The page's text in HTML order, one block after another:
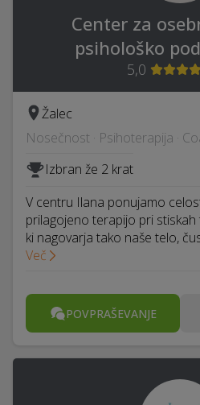
Center za
psihološko
5,0
Žalec
Nosečnost · Psihoterapija ·
Izbran že 2 krat
V centru Ilana ponujamo
prilagojeno terapijo pri
ki nagovarja tako naše telo,
Več
POVPRAŠEVANJE